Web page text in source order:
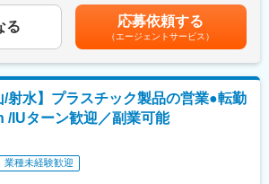
ます。
鋼をつくる設備の操作
えるための確認・調整作業
テナンス作業
のお仕事です。
資格は入社後に取得可能です。
から学べる研修・教育体制があります。
増員募集のため、複数名を育成前提で採用しま
円賃金はあくまでも目安の金額であり、選考
る可能性があります。月給(月額)は固定手当を含め
る 応募依頼する
（エージェントサービス）
射水】プラスチック製品の営業●転勤
/IUターン歓迎／副業可能
業種未経験歓迎